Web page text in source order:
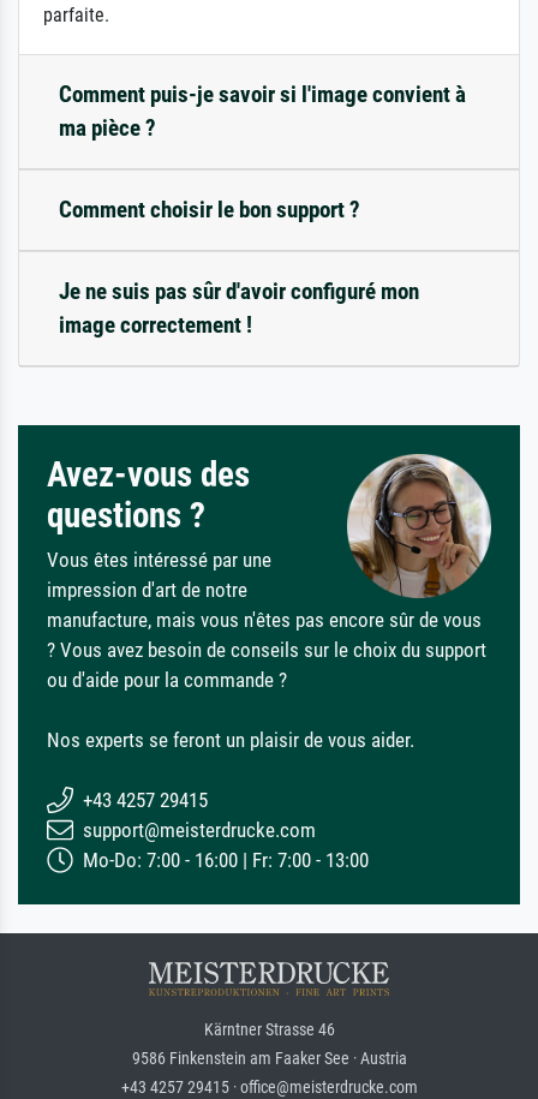
parfaite.
Comment puis-je savoir si l'image convient à
ma pièce ?
Comment choisir le bon support ?
Je ne suis pas sûr d'avoir configuré mon
image correctement !
Avez-vous des
questions ?
Vous êtes intéressé par une
impression d'art de notre
manufacture, mais vous n'êtes pas encore sûr de vous
? Vous avez besoin de conseils sur le choix du support
ou d'aide pour la commande ?
Nos experts se feront un plaisir de vous aider.
+43 4257 29415
support@meisterdrucke.com
Mo-Do: 7:00 - 16:00 | Fr: 7:00 - 13:00
Kärntner Strasse 46
9586 Finkenstein am Faaker See · Austria
+43 4257 29415 · office@meisterdrucke.com